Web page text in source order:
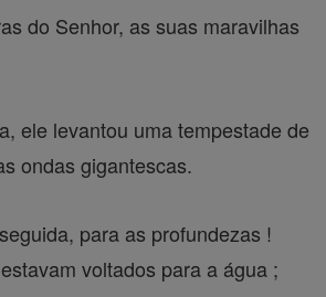
do Senhor, as suas maravilhas
ele levantou uma tempestade de
ondas gigantescas.
para as profundezas !
voltados para a água ;